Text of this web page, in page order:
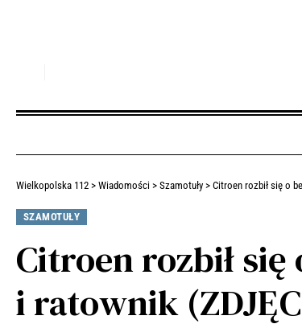
Wielkopolska 112 > Wiadomości > Szamotuły > Citroen rozbił się o
SZAMOTUŁY
Citroen rozbił
i ratownik